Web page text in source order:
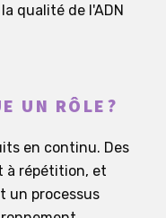
qualité de l'ADN
UN RÔLE?
en continu. Des
à répétition, et
un processus